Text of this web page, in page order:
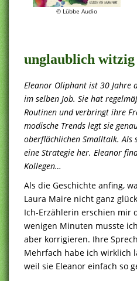
© Lübbe Audio
unglaublich witzig
Eleanor Oliphant ist 30 Jahre
im selben Job. Sie hat
Routinen und verbringt ihre
modische Trends legt sie
oberflächlichen Smalltalk. Als
eine Strategie her. Eleanor
Kollegen…
Als die Geschichte anfing,
Laura Maire nicht ganz
Ich-Erzählerin erschien mir
wenigen Minuten musste
aber korrigieren. Ihre
Mehrfach habe ich wirklich
weil sie Eleanor einfach so